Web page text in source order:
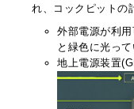
れ、コックピットの
外部電源が利
と緑色に光って
地上電源装置